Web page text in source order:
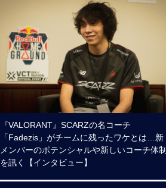
『VALORANT』SCARZの名コーチ
「Fadezis」がチームに残ったワケとは…新
メンバーのポテンシャルや新しいコーチ体制
を訊く【インタビュー】